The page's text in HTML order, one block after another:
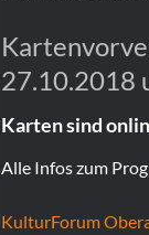
27.10.2018
Karten sind
Alle Infos zum
KulturForum